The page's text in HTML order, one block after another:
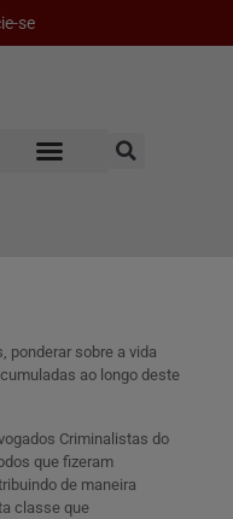
se
ponderar sobre a vida
ao longo deste
Criminalistas do
que fizeram
de maneira
classe que